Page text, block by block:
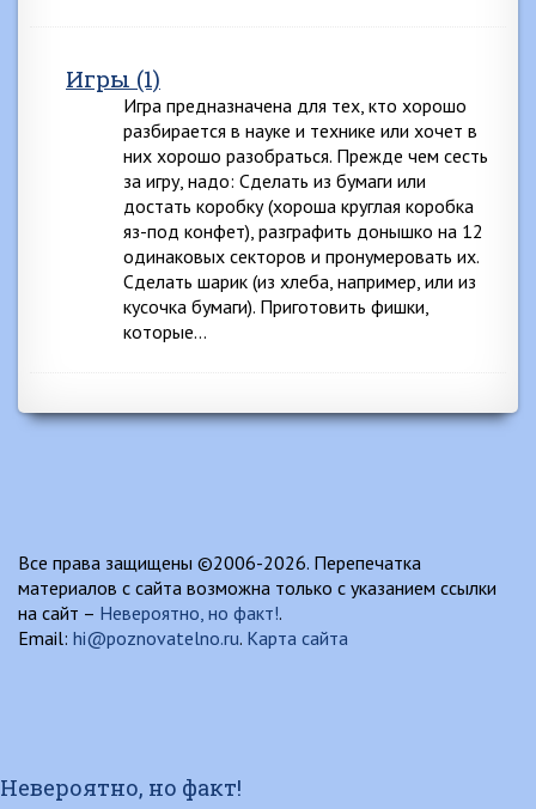
Игры (1)
Игра предназначена для тех, кто хорошо
разбирается в науке и технике или хочет в
них хорошо разобраться. Прежде чем сесть
за игру, надо: Сделать из бумаги или
достать коробку (хороша круглая коробка
яз-под конфет), разграфить донышко на 12
одинаковых секторов и пронумеровать их.
Сделать шарик (из хлеба, например, или из
кусочка бумаги). Приготовить фишки,
которые…
Все права защищены ©2006-2026. Перепечатка
материалов с сайта возможна только с указанием ссылки
на сайт – Невероятно, но факт!.
Email: hi@poznovatelno.ru. Карта сайта
Невероятно, но факт!